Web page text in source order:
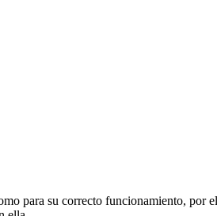
para su correcto funcionamiento, por